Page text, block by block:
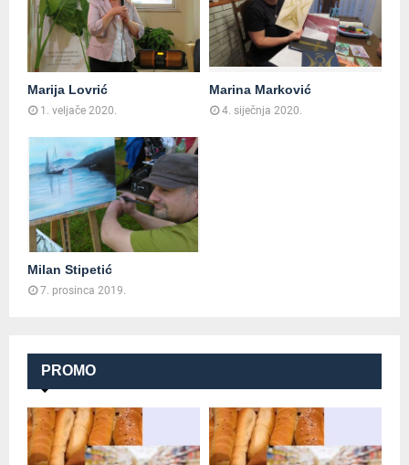
Marija Lovrić
1. veljače 2020.
Marina Marković
4. siječnja 2020.
Milan Stipetić
7. prosinca 2019.
PROMO